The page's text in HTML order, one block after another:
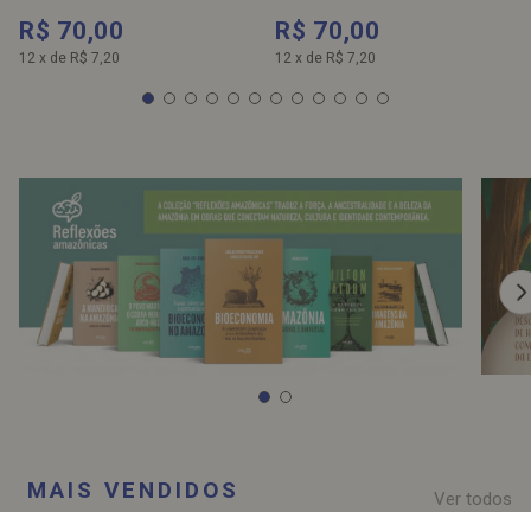
R$ 70,00
12 x de R$ 7,20
R$ 70,00
12 x de R$ 7,20
MAIS VENDIDOS Ver todos